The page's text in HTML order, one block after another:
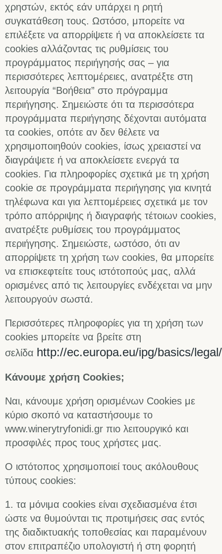
χρηστών, εκτός εάν υπάρχει η ρητή
συγκατάθεση τους. Ωστόσο, μπορείτε να
επιλέξετε να απορρίψετε ή να αποκλείσετε τα
cookies αλλάζοντας τις ρυθμίσεις του
προγράμματος περιήγησής σας – για
περισσότερες λεπτομέρειες, ανατρέξτε στη
λειτουργία “Βοήθεια” στο πρόγραμμα
περιήγησης. Σημειώστε ότι τα περισσότερα
προγράμματα περιήγησης δέχονται αυτόματα
τα cookies, οπότε αν δεν θέλετε να
χρησιμοποιηθούν cookies, ίσως χρειαστεί να
διαγράψετε ή να αποκλείσετε ενεργά τα
cookies. Για πληροφορίες σχετικά με τη χρήση
cookie σε προγράμματα περιήγησης για κινητά
τηλέφωνα και για λεπτομέρειες σχετικά με τον
τρόπο απόρριψης ή διαγραφής τέτοιων cookies,
ανατρέξτε ρυθμίσεις του προγράμματος
περιήγησης. Σημειώστε, ωστόσο, ότι αν
απορρίψετε τη χρήση των cookies, θα μπορείτε
να επισκεφτείτε τους ιστότοπούς μας, αλλά
ορισμένες από τις λειτουργίες ενδέχεται να μην
λειτουργούν σωστά.
Περισσότερες πληροφορίες για τη χρήση των
cookies μπορείτε να βρείτε στη
σελίδα http://ec.europa.eu/ipg/basics/
Κάνουμε χρήση Cookies;
Ναι, κάνουμε χρήση ορισμένων Cookies με
κύριο σκοπό να καταστήσουμε το
www.winerytryfonidi.gr πιο λειτουργικό και
προσφιλές προς τους χρήστες μας.
Ο ιστότοπος χρησιμοποιεί τους ακόλουθους
τύπους cookies:
1. τα μόνιμα cookies είναι σχεδιασμένα έτσι
ώστε να θυμούνται τις προτιμήσεις σας εντός
της διαδικτυακής τοποθεσίας και παραμένουν
στον επιτραπέζιο υπολογιστή ή στη φορητή